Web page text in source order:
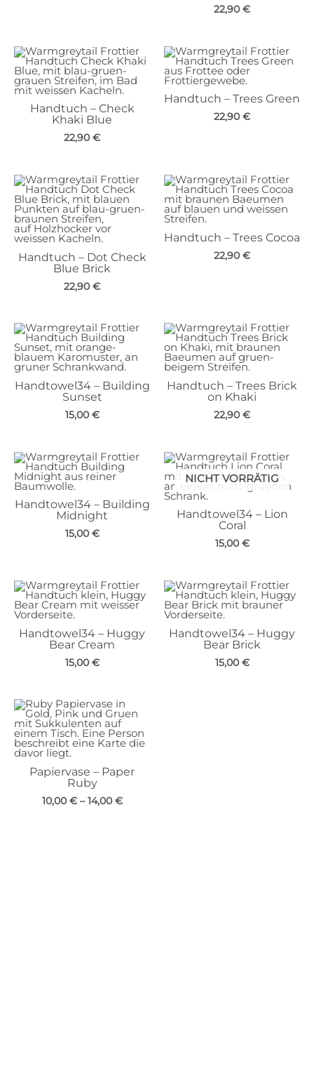
22,90 €
Handtuch – Check
Khaki Blue
22,90 €
Handtuch – Trees Green
22,90 €
Handtuch – Dot Check
Blue Brick
22,90 €
Handtuch – Trees Cocoa
22,90 €
Handtowel34 – Building
Sunset
15,00 €
Handtuch – Trees Brick
on Khaki
22,90 €
Handtowel34 – Building
Midnight
15,00 €
NICHT VORRÄTIG
Handtowel34 – Lion
Coral
15,00 €
Handtowel34 – Huggy
Bear Cream
15,00 €
Handtowel34 – Huggy
Bear Brick
15,00 €
Papiervase – Paper
Ruby
10,00 €–14,00 €